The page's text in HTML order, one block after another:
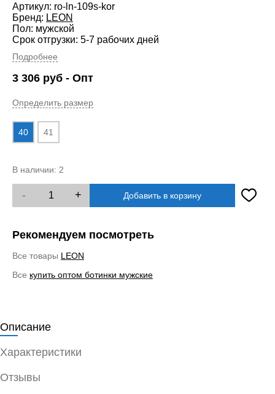
Артикул: ro-ln-109s-kor
Бренд: LEON
Пол: мужской
Срок отгрузки: 5-7 рабочих дней
Подробнее
3 306 руб - Опт
Определить размер
40 41
В наличии: 2
- + Добавить в корзину
Рекомендуем посмотреть
Все товары LEON
Все купить оптом ботинки мужские
Описание
Характеристики
Отзывы